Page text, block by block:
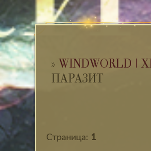
» WINDWORLD
ПАРАЗИТ
Страница: 1